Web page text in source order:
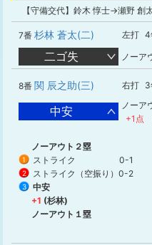
【守備交代】鈴木 惇士→瀬野 創
7番 杉林 蒼太(二) 左打 4
二ゴ失 ノーア
8番 関 辰之助(三) 右打 3
中安
ノーア
+1点
ノーアウト２塁
1 ストライク 0-1
2 ストライク（空振り） 0-2
3
中安
+1 (杉林)
ノーアウト１塁